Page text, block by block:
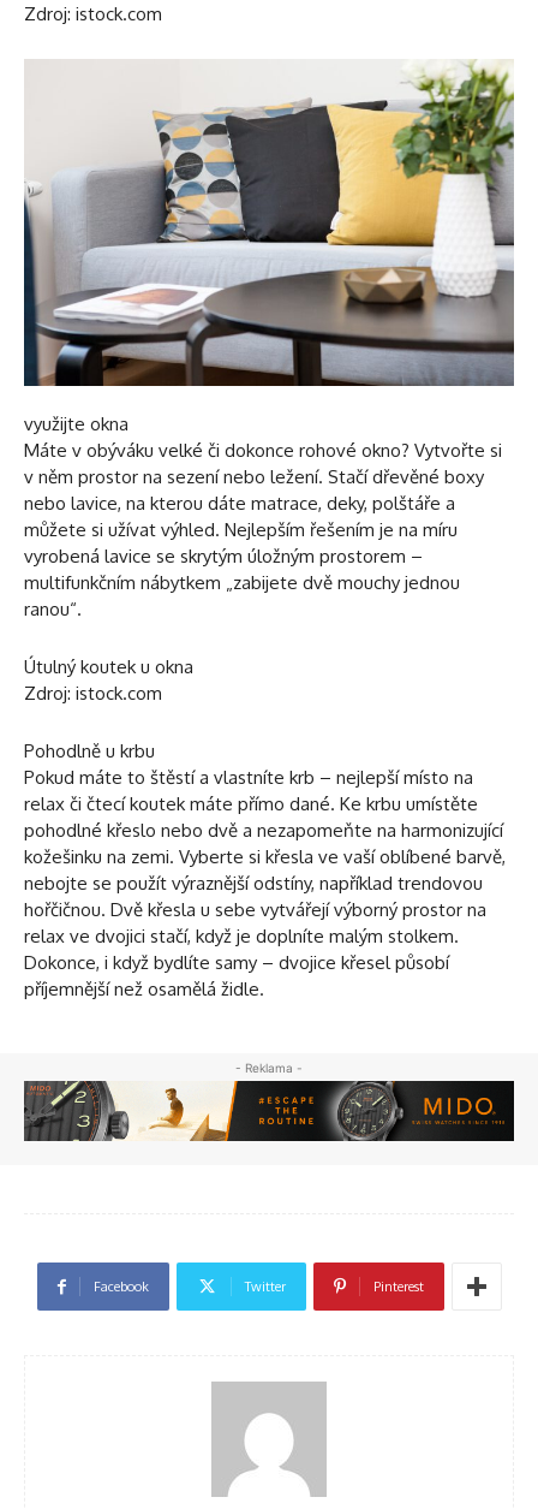
Zdroj: istock.com
využijte okna
Máte v obýváku velké či dokonce rohové okno? Vytvořte si
v něm prostor na sezení nebo ležení. Stačí dřevěné boxy
nebo lavice, na kterou dáte matrace, deky, polštáře a
můžete si užívat výhled. Nejlepším řešením je na míru
vyrobená lavice se skrytým úložným prostorem –
multifunkčním nábytkem „zabijete dvě mouchy jednou
ranou“.
Útulný koutek u okna
Zdroj: istock.com
Pohodlně u krbu
Pokud máte to štěstí a vlastníte krb – nejlepší místo na
relax či čtecí koutek máte přímo dané. Ke krbu umístěte
pohodlné křeslo nebo dvě a nezapomeňte na harmonizující
kožešinku na zemi. Vyberte si křesla ve vaší oblíbené barvě,
nebojte se použít výraznější odstíny, například trendovou
hořčičnou. Dvě křesla u sebe vytvářejí výborný prostor na
relax ve dvojici stačí, když je doplníte malým stolkem.
Dokonce, i když bydlíte samy – dvojice křesel působí
příjemnější než osamělá židle.
- Reklama -
Facebook Twitter Pinterest